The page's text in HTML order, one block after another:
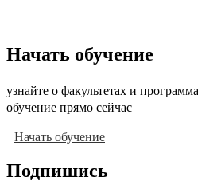
Начать обучение
узнайте о факультетах и
обучение прямо сейчас
Начать обучение
Подпишись